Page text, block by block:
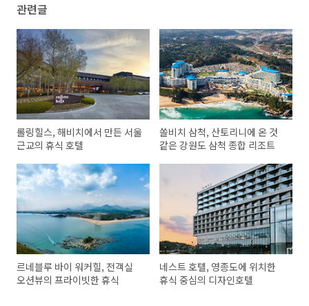
관련글
롤링힐스, 해비치에서 만든 서울
근교의 휴식 호텔
쏠비치 삼척, 산토리니에 온 것
같은 강원도 삼척 종합 리조트
르네블루 바이 워커힐, 전객실
오션뷰의 프라이빗한 휴식
네스트 호텔, 영종도에 위치한
휴식 중심의 디자인호텔